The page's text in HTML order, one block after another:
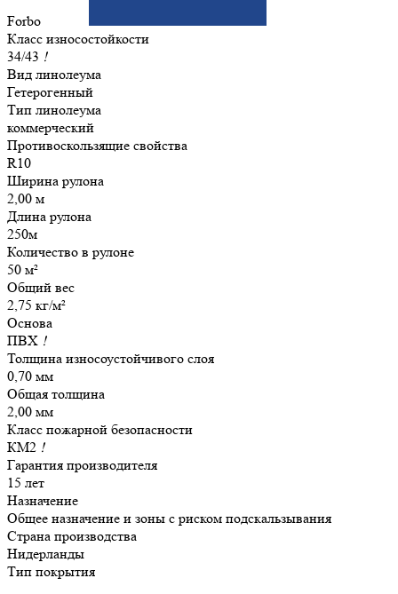
Forbo
Класс износостойкости
34/43 !
Вид линолеума
Гетерогенный
Тип линолеума
коммерческий
Противоскользящие свойства
R10
Ширина рулона
2,00 м
Длина рулона
250м
Количество в рулоне
50 м²
Общий вес
2,75 кг/м²
Основа
ПВХ !
Толщина износоустойчивого слоя
0,70 мм
Общая толщина
2,00 мм
Класс пожарной безопасности
КМ2 !
Гарантия производителя
15 лет
Назначение
Общее назначение и зоны с риском подскальзывания
Страна производства
Нидерланды
Тип покрытия